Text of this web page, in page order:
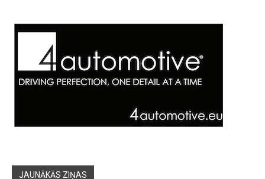
JAUNĀKĀS ZIŅAS